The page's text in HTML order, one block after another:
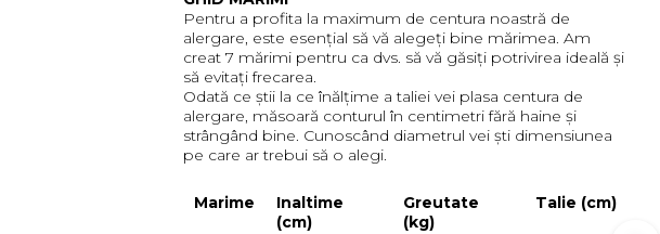
Pentru a profita la maximum de centura noastră de
alergare, este esențial să vă alegeți bine mărimea. Am
creat 7 mărimi pentru ca dvs. să vă găsiți potrivirea ideală și
să evitați frecarea.
Odată ce știi la ce înălțime a taliei vei plasa centura de
alergare, măsoară conturul în centimetri fără haine și
strângând bine. Cunoscând diametrul vei ști dimensiunea
pe care ar trebui să o alegi.
Marime
Inaltime
(cm)
Greutate
(kg)
Talie (cm)